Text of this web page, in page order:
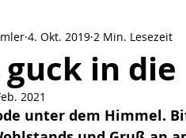
guck in
4. Okt. 2019 2 Min. Lesezeit
2021
unter dem Himmel.